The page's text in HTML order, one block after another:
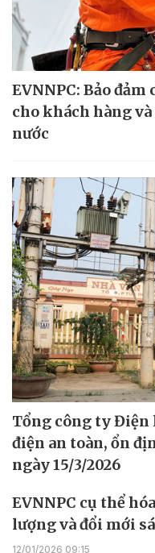
EVNNPC: Bảo
cho khách hàng và
nước
Tổng công ty Điện
điện an toàn, ổn
ngày 15/3/2026
EVNNPC cụ thể
lượng và đổi mới
12/01/2026 09:15